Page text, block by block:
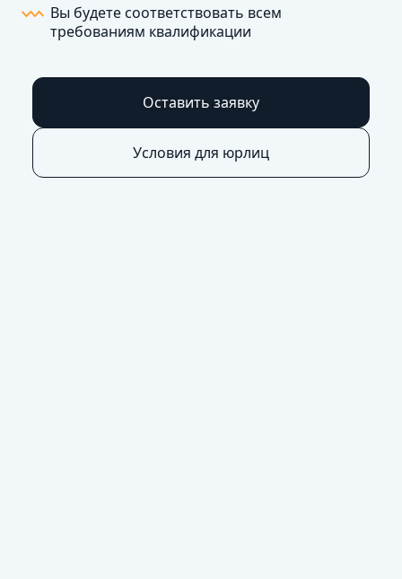
Вы будете соответствовать всем
требованиям квалификации
Оставить заявку
Условия для юрлиц